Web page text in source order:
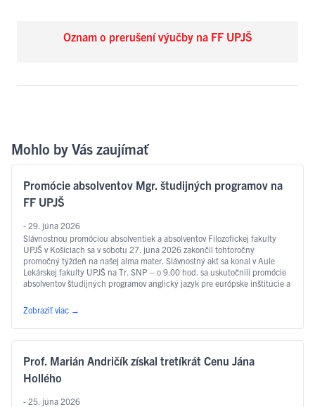
Oznam o prerušení výučby na FF UPJŠ
Mohlo by Vás zaujímať
Promócie absolventov Mgr. študijných programov na
FF UPJŠ
- 29. júna 2026
Slávnostnou promóciou absolventiek a absolventov Filozofickej fakulty
UPJŠ v Košiciach sa v sobotu 27. júna 2026 zakončil tohtoročný
promočný týždeň na našej alma mater. Slávnostný akt sa konal v Aule
Lekárskej fakulty UPJŠ na Tr. SNP – o 9.00 hod. sa uskutočnili promócie
absolventov študijných programov anglický jazyk pre európske inštitúcie a
Čítať ďalej
Zobraziť viac →
Prof. Marián Andričík získal tretíkrát Cenu Jána
Hollého
- 25. júna 2026